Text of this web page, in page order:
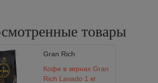
товары
Gran Rich
Кофе в зернах Gran
Rich Lavado 1 кг